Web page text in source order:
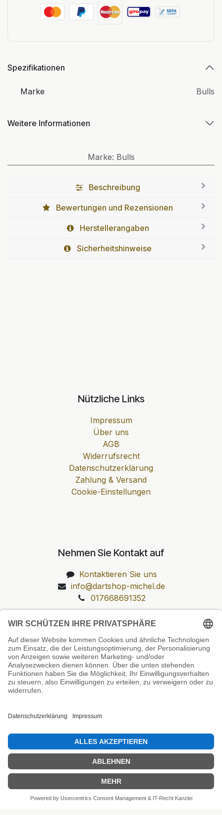
Spezifikationen
Marke Bulls
Weitere Informationen
Marke: Bulls
Beschreibung
Bewertungen und Rezensionen
Herstellerangaben
Sicherheitshinweise
Nützliche Links
Impressum
Über uns
AGB
Widerrufsrecht
Datenschutzerklärung
Zahlung & Versand
Cookie-Einstellungen
Nehmen Sie Kontakt auf
Kontaktieren Sie uns
info@dartshop-michel.de
017668691352
Unsere Prüfsiegel